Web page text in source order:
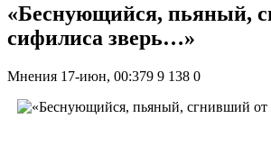
«Беснующийся, пьяный,
сифилиса зверь…»
Мнения 17-июн, 00:379 9 138 0